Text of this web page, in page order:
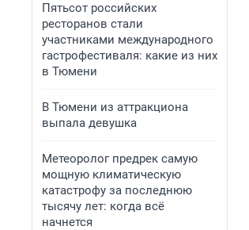
Пятьсот российских
ресторанов стали
участниками международного
гастрофестиваля: какие из них
в Тюмени
В Тюмени из аттракциона
выпала девушка
Метеоролог предрек самую
мощную климатическую
катастрофу за последнюю
тысячу лет: когда всё
начнется